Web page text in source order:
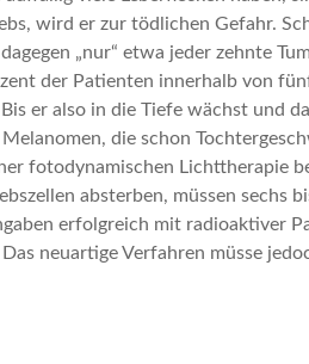
wird er zur tödlichen Gefahr.
„nur“ etwa jeder zehnte
der Patienten innerhalb von
er also in die Tiefe wächst und
die schon
fotodynamischen Lichttherapie
absterben, müssen sechs
erfolgreich mit radioaktiver
neuartige Verfahren müsse